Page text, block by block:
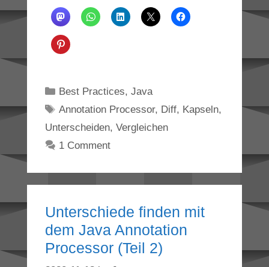
Categories
Best Practices, Java
Tags
Annotation Processor, Diff, Kapseln,
Unterscheiden, Vergleichen
1 Comment
Unterschiede finden mit
dem Java Annotation
Processor (Teil 2)